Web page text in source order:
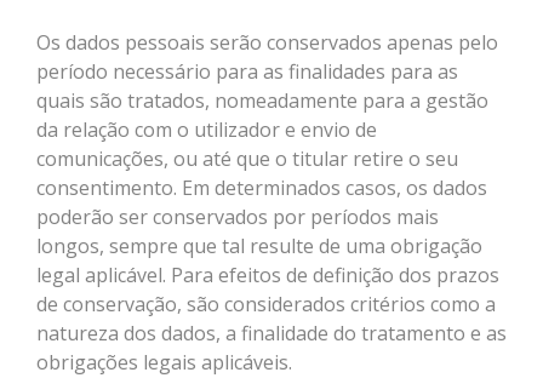
Os dados pessoais serão conservados apenas pelo
período necessário para as finalidades para as
quais são tratados, nomeadamente para a gestão
da relação com o utilizador e envio de
comunicações, ou até que o titular retire o seu
consentimento. Em determinados casos, os dados
poderão ser conservados por períodos mais
longos, sempre que tal resulte de uma obrigação
legal aplicável. Para efeitos de definição dos prazos
de conservação, são considerados critérios como a
natureza dos dados, a finalidade do tratamento e as
obrigações legais aplicáveis.